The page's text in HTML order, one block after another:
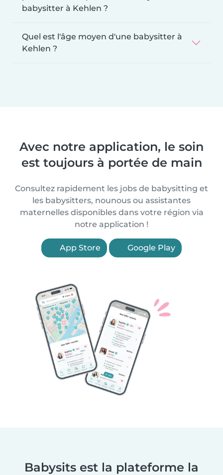
babysitter à Kehlen ?
Quel est l'âge moyen d'une babysitter à
Kehlen ?
Avec notre application, le soin
est toujours à portée de main
Consultez rapidement les jobs de babysitting et
les babysitters, nounous ou assistantes
maternelles disponibles dans votre région via
notre application !
App Store Google Play
Babysits est la plateforme la